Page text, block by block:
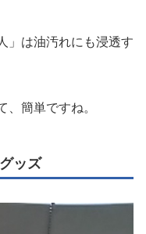
は油汚れにも浸透す
、簡単ですね。
ッズ